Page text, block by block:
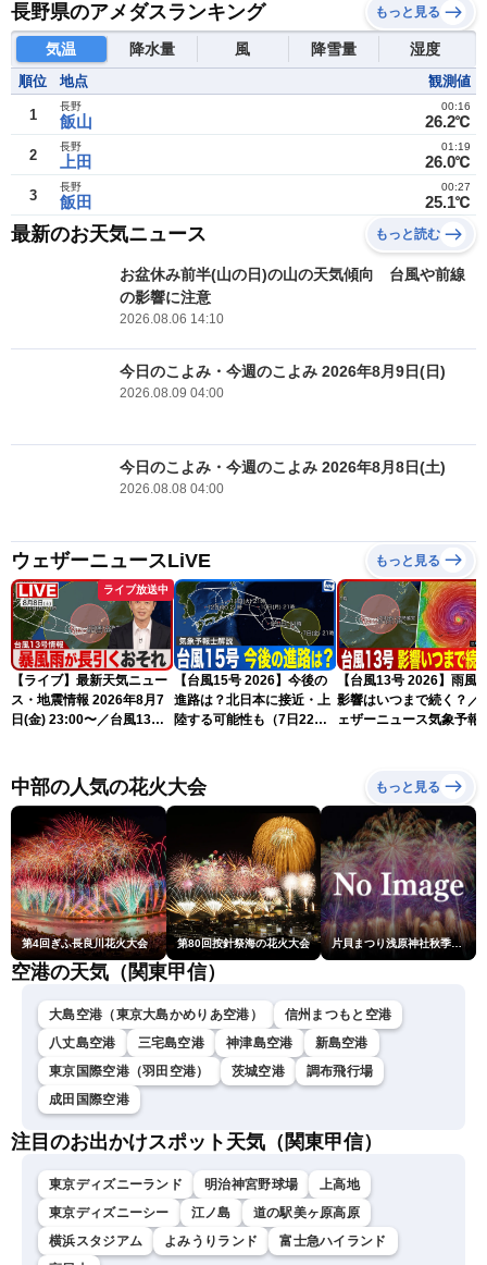
長野県のアメダスランキング もっと見る
気温 降水量 風 降雪量 湿度
順位 地点 観測値
1 飯山
長野
26.2℃
00:16
2 上田
長野
26.0℃
01:19
3 飯田
長野
25.1℃
00:27
最新のお天気ニュース もっと読む
お盆休み前半(山の日)の山の天気傾向 台風や前線
の影響に注意
2026.08.06 14:10
今日のこよみ・今週のこよみ 2026年8月9日(日)
2026.08.09 04:00
今日のこよみ・今週のこよみ 2026年8月8日(土)
2026.08.08 04:00
ウェザーニュースLiVE もっと見る
ライブ放送中
【ライブ】最新天気ニュー
ス・地震情報 2026年8月7
日(金) 23:00〜／台風13号
【台風15号 2026】今後の
進路は？北日本に接近・上
陸する可能性も（7日22時
【台風13号 2026】雨風
影響はいつまで続く？／
ェザーニュース気象予報
中部の人気の花火大会 もっと見る
第4回ぎふ長良川花火大会 第80回按針祭海の花火大会 片貝まつり浅原神社秋季例大祭奉納大煙火
空港の天気（関東甲信）
大島空港（東京大島かめりあ空港）
信州まつもと空港
八丈島空港
三宅島空港 神津島空港
新島空港
東京国際空港（羽田空港）
茨城空港
調布飛行場
成田国際空港
注目のお出かけスポット天気（関東甲信）
東京ディズニーランド 明治神宮野球場
上高地
東京ディズニーシー
江ノ島
道の駅美ヶ原高原
横浜スタジアム
よみうりランド
富士急ハイランド